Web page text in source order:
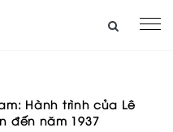
Hành trình của Lê
đến năm 1937